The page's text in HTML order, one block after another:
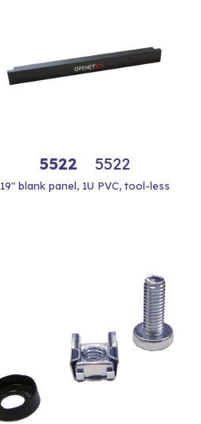
5522 5522
19" blank panel, 1U PVC, tool-less